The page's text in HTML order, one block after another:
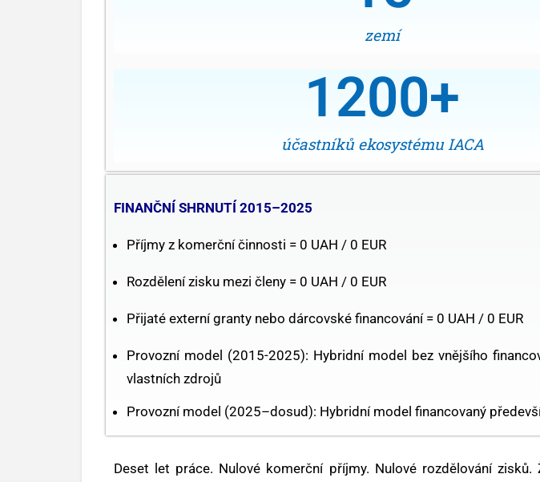
zemí
účastníků ekosystému IACA
1200+
FINANČNÍ SHRNUTÍ 2015–2025
Příjmy z komerční činnosti = 0 UAH / 0 EUR
Rozdělení zisku mezi členy = 0 UAH / 0 EUR
Přijaté externí granty nebo dárcovské financování = 0 UAH / 0 EUR
Provozní model (2015-2025): Hybridní model bez vnějšího
vlastních zdrojů
Provozní model (2025–dosud): Hybridní model financovaný
Deset let práce. Nulové komerční příjmy. Nulové rozdělování zisků.